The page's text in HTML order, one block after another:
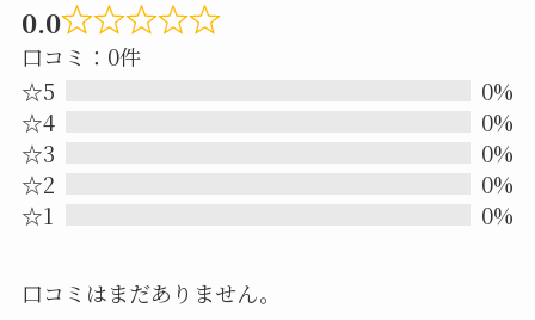
0.0
Rated
口コミ：0件
☆5
0%
☆4
0%
☆3
0%
☆2
0%
☆1
0%
口コミはまだありません。